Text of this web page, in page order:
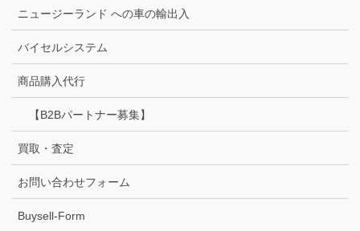
ニュージーランド への車の輸出入
バイセルシステム
商品購入代行
【B2Bパートナー募集】
買取・査定
お問い合わせフォーム
Buysell-Form